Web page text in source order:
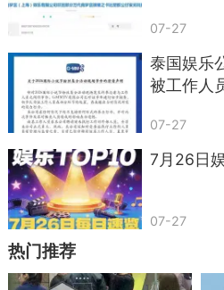
07-27
泰国娱乐
被工作人
停聘用；
歧视
07-27
7月26日
07-27
热门推荐